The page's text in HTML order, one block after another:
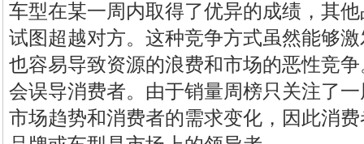
车型在某一周内取得了优异的成绩，其
试图超越对方。这种竞争方式虽然能够
也容易导致资源的浪费和市场的恶性竞
会误导消费者。由于销量周榜只关注了
市场趋势和消费者的需求变化，因此消